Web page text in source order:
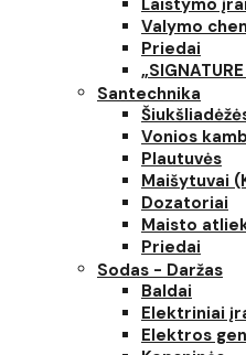
Laistymo
Valymo
Priedai
Santechnika
Vonios
Plautuvės
Maišytuvai
Dozatoriai
Maisto
Priedai
Sodas - Daržas
Baldai
Elektriniai
Elektros